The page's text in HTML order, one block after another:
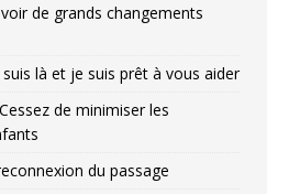
de grands changements
suis là et je suis prêt à vous aider
de minimiser les
du passage